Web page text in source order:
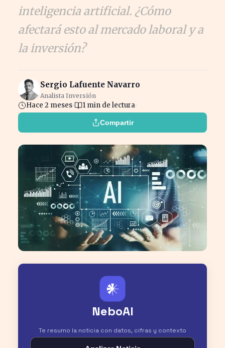
inteligencia artificial. ¿Cómo
afectará esto al mercado laboral y a
la inversión?
Sergio Lafuente Navarro
Analista Inversión
Hace 2 meses 1 min de lectura
Compartir
𒀭
NeboAI
Te resumo la noticia con datos, cifras y contexto